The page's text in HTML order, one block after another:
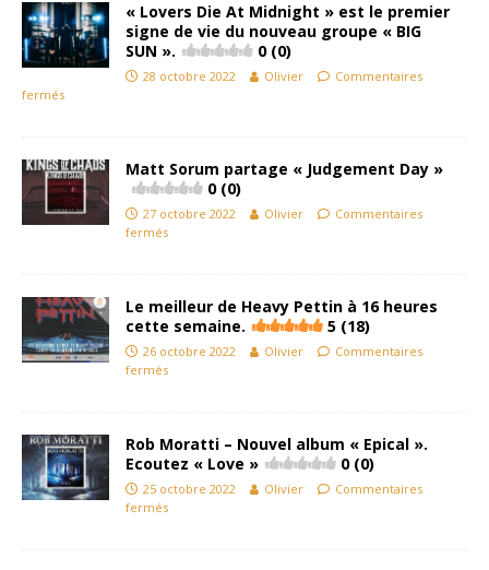
« Lovers Die At Midnight » est le premier
signe de vie du nouveau groupe « BIG
SUN ».
0 (0)
28 octobre 2022 Olivier
Commentaires
fermés
Matt Sorum partage « Judgement Day »
0 (0)
27 octobre 2022 Olivier
Commentaires
fermés
Le meilleur de Heavy Pettin à 16 heures
cette semaine.
5 (18)
26 octobre 2022 Olivier
Commentaires
fermés
Rob Moratti – Nouvel album « Epical ».
Ecoutez « Love »
0 (0)
25 octobre 2022 Olivier
Commentaires
fermés